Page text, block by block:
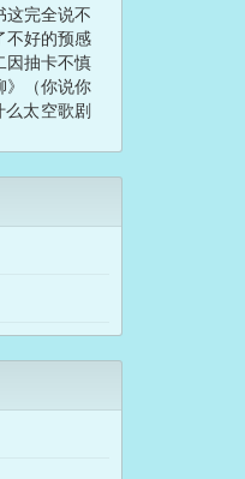
这完全说不
不好的预感
抽卡不慎
（你说你
么太空歌剧
许）、审